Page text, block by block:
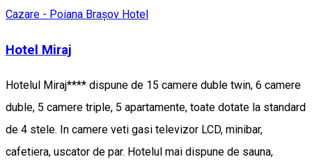
Cazare - Poiana Brașov Hotel
Hotel Miraj
Hotelul Miraj**** dispune de 15 camere duble twin, 6 camere
duble, 5 camere triple, 5 apartamente, toate dotate la standard
de 4 stele. In camere veti gasi televizor LCD, minibar,
cafetiera, uscator de par. Hotelul mai dispune de sauna,